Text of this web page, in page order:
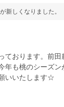
新しくなりました。
ております。前
年も桃のシーズン
いいたします☆